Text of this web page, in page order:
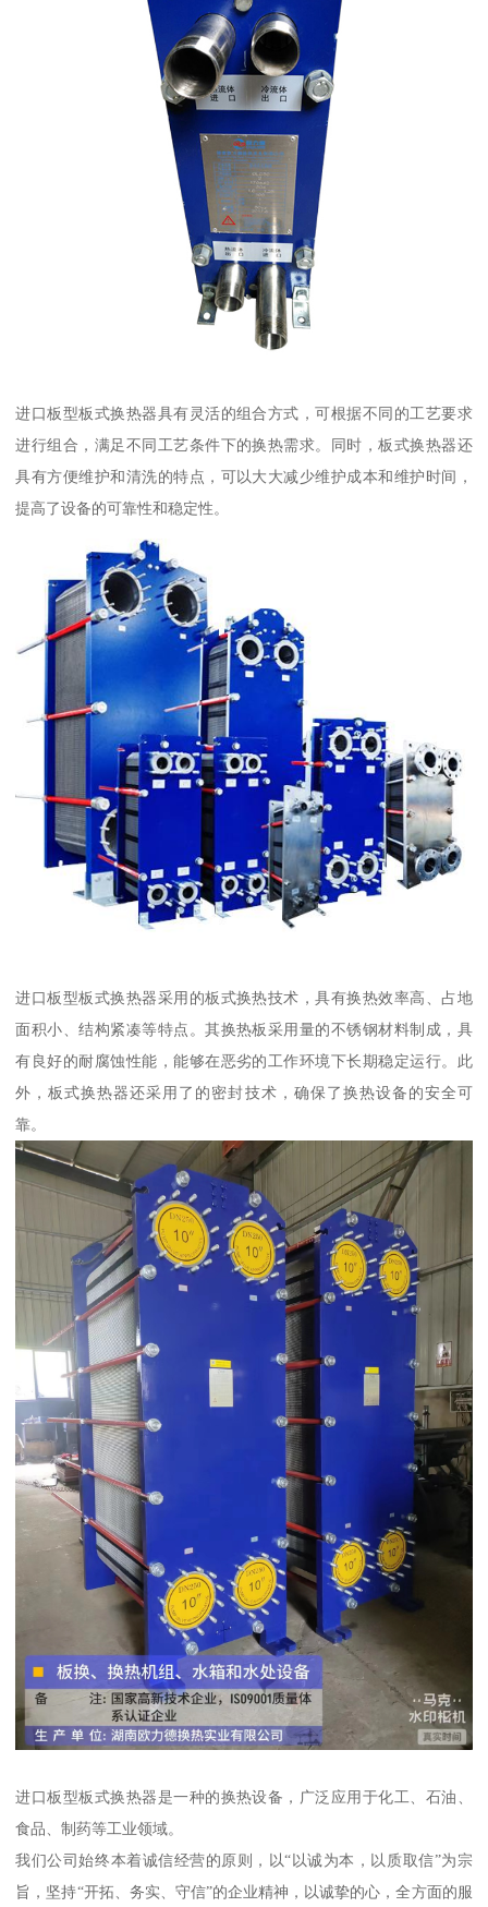
进口板型板式换热器具有灵活的组合方式，可根据不同的工艺要求
进行组合，满足不同工艺条件下的换热需求。同时，板式换热器还
具有方便维护和清洗的特点，可以大大减少维护成本和维护时间，
提高了设备的可靠性和稳定性。
进口板型板式换热器采用的板式换热技术，具有换热效率高、占地
面积小、结构紧凑等特点。其换热板采用量的不锈钢材料制成，具
有良好的耐腐蚀性能，能够在恶劣的工作环境下长期稳定运行。此
外，板式换热器还采用了的密封技术，确保了换热设备的安全可
靠。
进口板型板式换热器是一种的换热设备，广泛应用于化工、石油、
食品、制药等工业领域。
我们公司始终本着诚信经营的原则，以“以诚为本，以质取信”为宗
旨，坚持“开拓、务实、守信”的企业精神，以诚挚的心，全方面的服